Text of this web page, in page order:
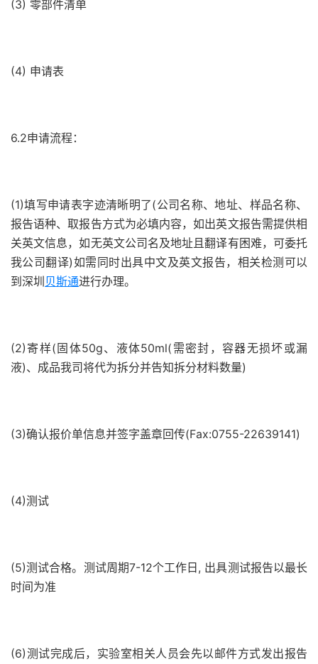
(3) 零部件清单
(4) 申请表
6.2申请流程：
(1)填写申请表字迹清晰明了(公司名称、地址、样品名称、
报告语种、取报告方式为必填内容，如出英文报告需提供相
关英文信息，如无英文公司名及地址且翻译有困难，可委托
我公司翻译)如需同时出具中文及英文报告，相关检测可以
到深圳贝斯通进行办理。
(2)寄样(固体50g、液体50ml(需密封，容器无损坏或漏
液)、成品我司将代为拆分并告知拆分材料数量)
(3)确认报价单信息并签字盖章回传(Fax:0755-22639141)
(4)测试
(5)测试合格。测试周期7-12个工作日, 出具测试报告以最长
时间为准
(6)测试完成后，实验室相关人员会先以邮件方式发出报告